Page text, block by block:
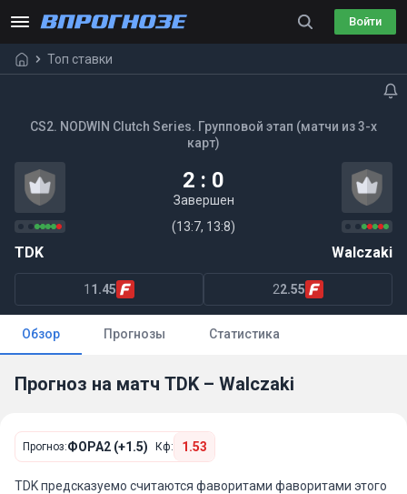
Войти
Топ ставки
CS2. NODWIN Clutch Series. Групповой этап (матчи из 3-х
карт)
2 : 0
Завершен
(13:7, 13:8)
TDK Walczaki
1 1.45 22.55
Обзор Прогнозы Статистика
Прогноз на матч TDK – Walczaki
Прогноз:ФОРА2 (+1.5) Кф: 1.53
TDK предсказуемо считаются фаворитами фаворитами этого